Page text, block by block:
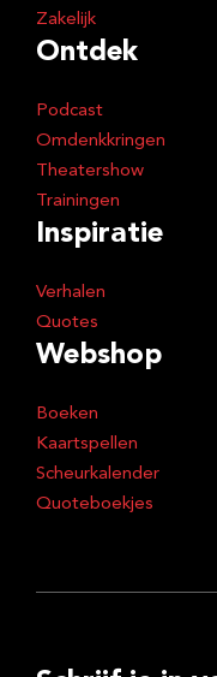
Zakelijk
Ontdek
Podcast
Omdenkkringen
Theatershow
Trainingen
Inspiratie
Verhalen
Quotes
Webshop
Boeken
Kaartspellen
Scheurkalender
Quoteboekjes